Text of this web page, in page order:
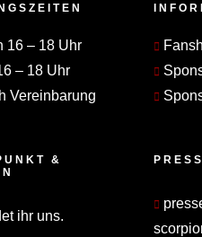
16 – 18 Uhr
– 18 Uhr
Vereinbarung
&
ihr uns.